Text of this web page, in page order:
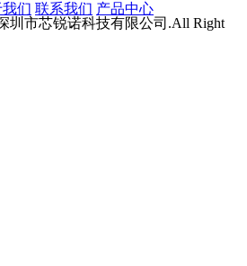
们 联系我们 产品中心
圳市芯锐诺科技有限公司.All Right